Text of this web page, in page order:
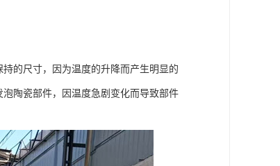
的尺寸，因为温度的升降而产生明显的
陶瓷部件，因温度急剧变化而导致部件